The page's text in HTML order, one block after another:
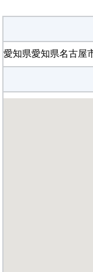
とても明るい雰囲気
入会費一万月一万で
愛知県愛知県名古屋